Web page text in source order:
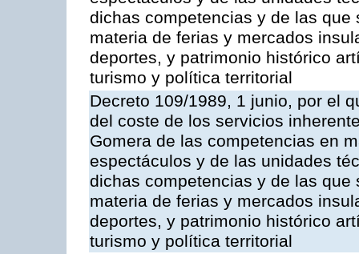
dichas competencias y de las
materia de ferias y mercados
deportes, y patrimonio histórico
turismo y política territorial
Decreto 109/1989, 1 junio, por el
del coste de los servicios
Gomera de las competencias en
espectáculos y de las unidades
dichas competencias y de las
materia de ferias y mercados
deportes, y patrimonio histórico
turismo y política territorial